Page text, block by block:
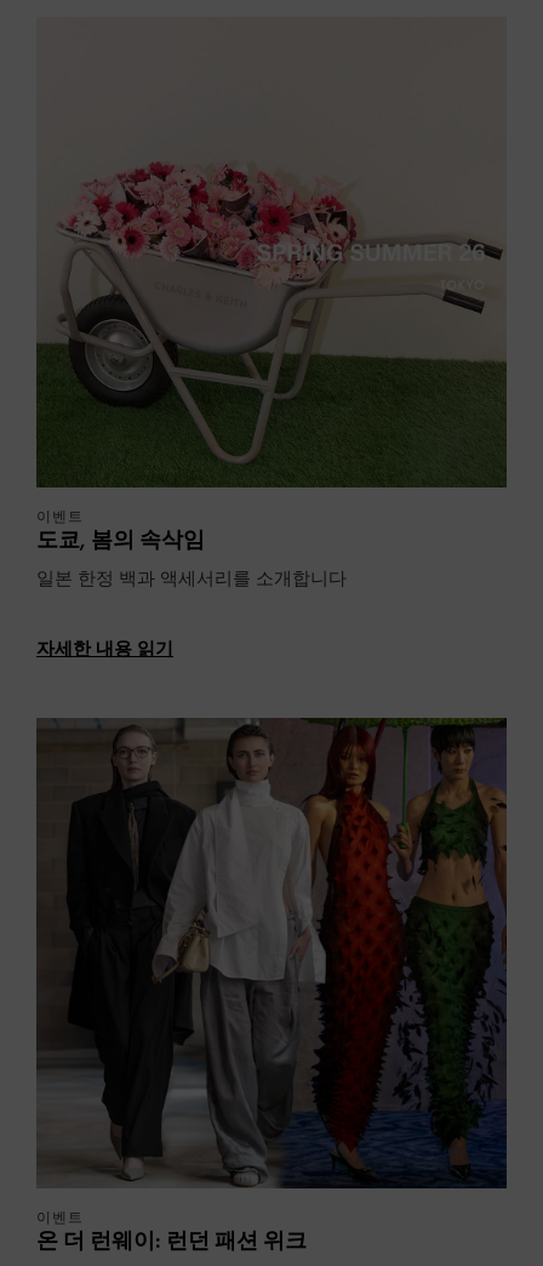
이벤트
도쿄, 봄의 속삭임
일본 한정 백과 액세서리를 소개합니다
자세한 내용 읽기
이벤트
온 더 런웨이: 런던 패션 위크